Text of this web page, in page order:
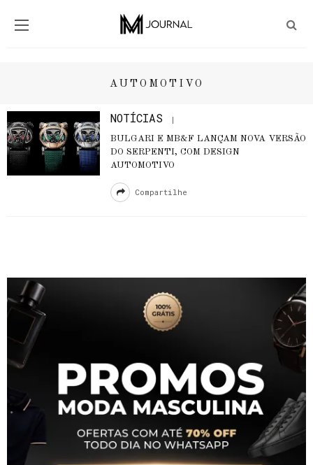
AUTOMOTIVO
NOTÍCIAS
BULGARI E MB&F LANÇAM NOVA VERSÃO
DO SERPENTI, COM DESIGN
AUTOMOTIVO
Compartilhe